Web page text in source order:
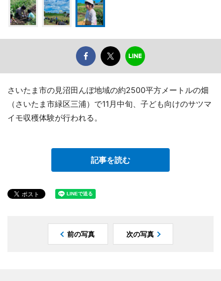
さいたま市の見沼田んぼ地域の約2500平方メートルの畑
（さいたま市緑区三浦）で11月中旬、子ども向けのサツマ
イモ収穫体験が行われる。
記事を読む
前の写真 次の写真